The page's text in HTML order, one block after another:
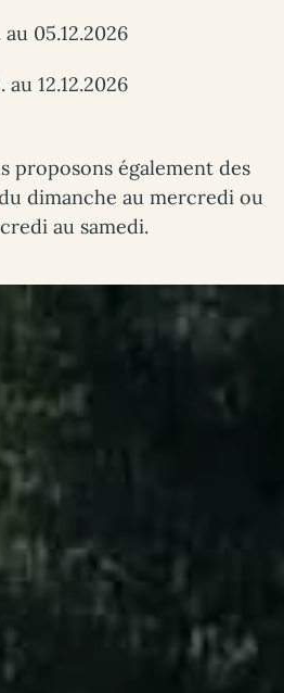
au 05.12.2026
au 12.12.2026
proposons également des
dimanche au mercredi ou
au samedi.